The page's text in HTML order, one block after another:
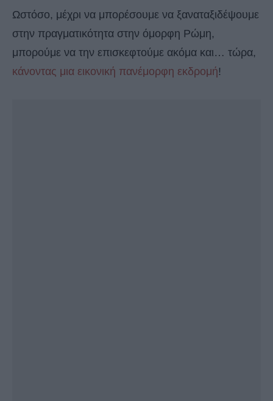
Ωστόσο, μέχρι να μπορέσουμε να ξαναταξιδέψουμε
στην πραγματικότητα στην όμορφη Ρώμη,
μπορούμε να την επισκεφτούμε ακόμα και… τώρα,
κάνοντας μια εικονική πανέμορφη εκδρομή!